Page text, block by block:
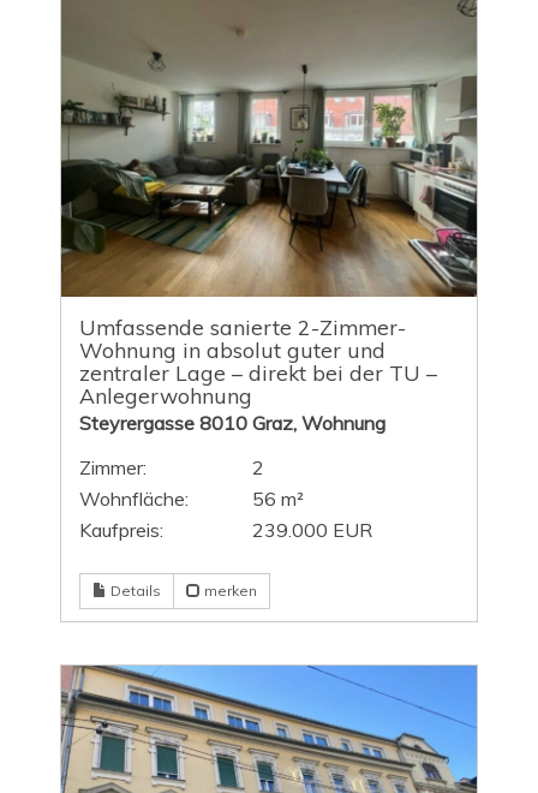
Umfassende sanierte 2-Zimmer-
Wohnung in absolut guter und
zentraler Lage – direkt bei der TU –
Anlegerwohnung
Steyrergasse 8010 Graz, Wohnung
Zimmer:
2
Wohnfläche:
56 m²
Kaufpreis:
239.000 EUR
Details merken